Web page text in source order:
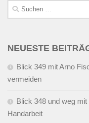
Suchen
nach:
NEUESTE
Blick 349 mit Arno
vermeiden
Blick 348 und weg
Handarbeit